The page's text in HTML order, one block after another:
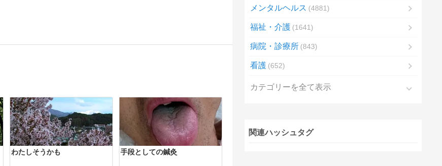
わたしそうかも 手段としての鍼灸
メンタルヘルス 4881
福祉・介護 1641
病院・診療所 843
看護 652
カテゴリーを全て表示
関連ハッシュタグ